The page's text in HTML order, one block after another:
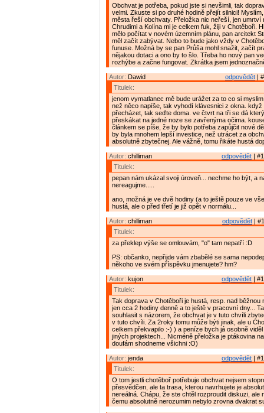
Obchvat je potřeba, pokud jste si nevšimli, tak
velmi. Zkuste si po druhé hodině přejít silnici!
města řeší obchvaty. Přeložka nic neřeší, jen umrtví
Chrudimi a Kolína mi je celkem fuk, žiji v Chotěboři.
mělo počítat v novém územním plánu, pan arcitekt
měl začít zabývat. Nebo to bude jako vždy v
funuse. Možná by se pan Průša mohl snažit, začít
nějakou dotaci a ono by to šlo. Třeba ho nový pan
rozhýbe a začne fungovat. Zkrátka jsem
odpovědět |
Autor: Dawid
Titulek:
jenom vymatlanec mě bude urážet za to co si
než něco napíše, tak vyhodí klávesnici z okna. když
přecházet, tak seďte doma. ve čtvrt na tři se dá
přeskákat na jedné noze se zavřenýma očima.
článkem se píše, že by bylo potřeba zapůjčit nové
by byla mnohem lepší investice, než utrácet za
absolutně zbytečnej. Ale vážně, tomu řikáte hustá
odpovědět |
Autor: chilliman
Titulek:
pepan nám ukázal svoji úroveň... nechme ho být, a
nereagujme.....
ano, možná je ve dvě hodiny (a to ještě pouze ve
hustá, ale o před třetí je již opět v normálu...
odpovědět |
Autor: chilliman
Titulek:
za překlep výše se omlouvám, "o" tam nepatří :D
PS: občanko, nepřijde vám zbabělé se sama
někoho ve svém příspěvku jmenujete? hm?
odpovědět |
Autor: kujon
Titulek:
Tak doprava v Chotěboři je hustá, resp. nad běžnou
jen cca 2 hodiny denně a to ještě v pracovní dny...
souhlasit s názorem, že obchvat je v tuto chvíli
v tuto chvíli. Za 2roky tomu může býti jinak, ale u
celkem překvapilo :-) ) a peníze bych já osobně
jiných projektech... Nicméně přeložka je ptákovina
doufám shodneme všichni :O)
odpovědět |
Autor: jenda
Titulek:
O tom jestli chotěboř potřebuje obchvat nejsem
přesvědčen, ale ta trasa, kterou navrhujete je
nereálná. Chápu, že ste chtěl rozproudit diskuzi, ale
čemu absolutně nerozumim nebylo zrovna dvakrat